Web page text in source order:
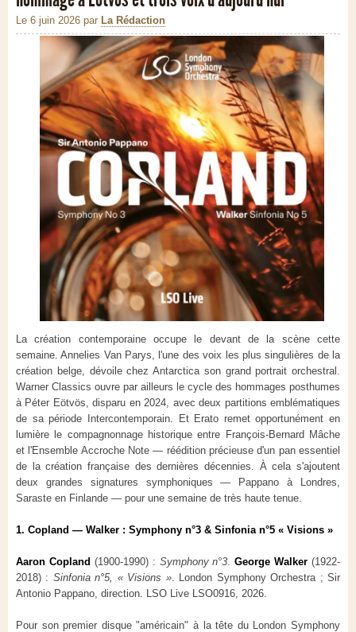
Le 6 juin 2026 par La Rédaction
La création contemporaine occupe le devant de la scène cette
semaine. Annelies Van Parys, l'une des voix les plus singulières de la
création belge, dévoile chez Antarctica son grand portrait orchestral.
Warner Classics ouvre par ailleurs le cycle des hommages posthumes
à Péter Eötvös, disparu en 2024, avec deux partitions emblématiques
de sa période Intercontemporain. Et Erato remet opportunément en
lumière le compagnonnage historique entre François-Bernard Mâche
et l'Ensemble Accroche Note — réédition précieuse d'un pan essentiel
de la création française des dernières décennies. À cela s'ajoutent
deux grandes signatures symphoniques — Pappano à Londres,
Saraste en Finlande — pour une semaine de très haute tenue.
1. Copland — Walker : Symphony n°3 & Sinfonia n°5 « Visions »
Aaron Copland (1900-1990) : Symphony n°3 .George Walker (1922-
2018) : Sinfonia n°5, « Visions ». London Symphony Orchestra ; Sir
Antonio Pappano, direction. LSO Live LSO0916, 2026.
Pour son premier disque "américain" à la tête du London Symphony